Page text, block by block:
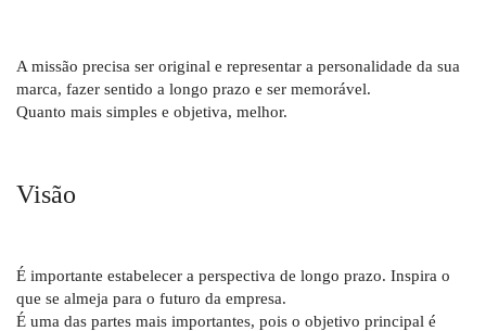
A missão precisa ser original e representar a personalidade da sua
marca, fazer sentido a longo prazo e ser memorável.
Quanto mais simples e objetiva, melhor.
Visão
É importante estabelecer a perspectiva de longo prazo. Inspira o
que se almeja para o futuro da empresa.
É uma das partes mais importantes, pois o objetivo principal é